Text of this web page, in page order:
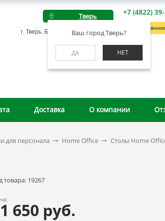
Тверь
Ваш город Тверь?
ДА НЕТ
г. Тверь, Беляковский пер., д. 46А
+7 (4822)
Заказать звонок
Доставка О компании
для персонала Home Office Столы Home
товара: 19267
650 руб.